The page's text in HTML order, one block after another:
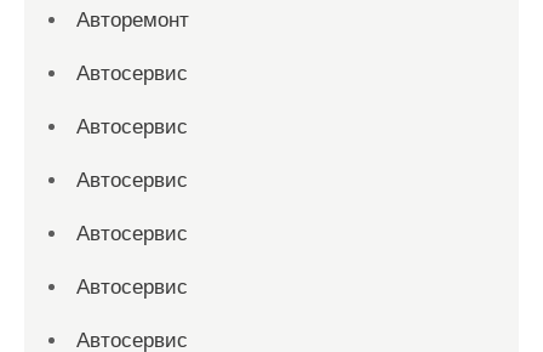
Авторемонт
Автосервис
Автосервис
Автосервис
Автосервис
Автосервис
Автосервис